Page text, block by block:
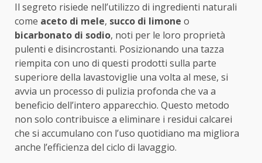
Il segreto risiede nell’utilizzo di ingredienti naturali
come aceto di mele, succo di limone o
bicarbonato di sodio, noti per le loro proprietà
pulenti e disincrostanti. Posizionando una tazza
riempita con uno di questi prodotti sulla parte
superiore della lavastoviglie una volta al mese, si
avvia un processo di pulizia profonda che va a
beneficio dell’intero apparecchio. Questo metodo
non solo contribuisce a eliminare i residui calcarei
che si accumulano con l’uso quotidiano ma migliora
anche l’efficienza del ciclo di lavaggio.